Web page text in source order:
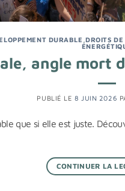
DURABLE ,DROITS DE
angle mort
PUBLIÉ LE 8 JUIN 2026
que si elle est juste.
CONTINUER LA